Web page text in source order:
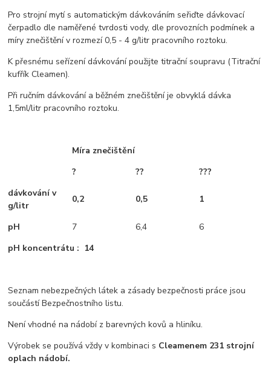
Pro strojní mytí s automatickým dávkováním seřiďte dávkovací
čerpadlo dle naměřené tvrdosti vody, dle provozních podmínek a
míry znečištění v rozmezí 0,5 - 4 g/litr pracovního roztoku.
K přesnému seřízení dávkování použijte titrační soupravu (Titrační
kufřík Cleamen).
Při ručním dávkování a běžném znečištění je obvyklá dávka
1,5ml/litr pracovního roztoku.
Míra znečištění
?
??
???
dávkování v
g/litr
0,2 0,5 1
pH 7 6,4
6
pH koncentrátu : 14
Seznam nebezpečných látek a zásady bezpečnosti práce jsou
součástí Bezpečnostního listu.
Není vhodné na nádobí z barevných kovů a hliníku.
Výrobek se používá vždy v kombinaci s Cleamenem 231 strojní
oplach nádobí.